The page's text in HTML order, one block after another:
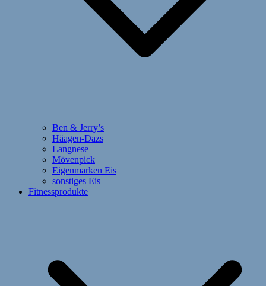
Ben & Jerry’s
Häagen-Dazs
Langnese
Mövenpick
Eigenmarken Eis
sonstiges Eis
Fitnessprodukte